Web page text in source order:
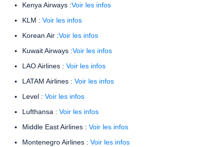
Kenya Airways :Voir les infos
KLM : Voir les infos
Korean Air :Voir les infos
Kuwait Airways :Voir les infos
LAO Airlines : Voir les infos
LATAM Airlines : Voir les infos
Level : Voir les infos
Lufthansa : Voir les infos
Middle East Airlines : Voir les infos
Montenegro Airlines : Voir les infos